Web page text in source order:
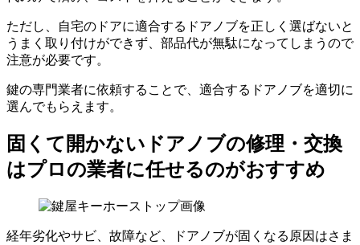
ただし、自宅のドアに適合するドアノブを正しく選ばないと
うまく取り付けができず、部品代が無駄になってしまうので
注意が必要です。
鍵の専門業者に依頼することで、適合するドアノブを適切に
選んでもらえます。
固くて開かないドアノブの修理・交換
はプロの業者に任せるのがおすすめ
経年劣化やサビ、故障など、ドアノブが固くなる原因はさま